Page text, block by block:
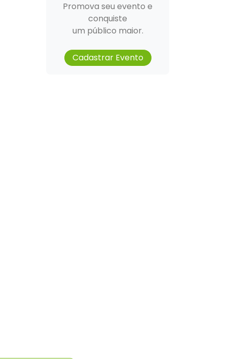
Promova seu evento e
conquiste
um público maior.
Cadastrar Evento